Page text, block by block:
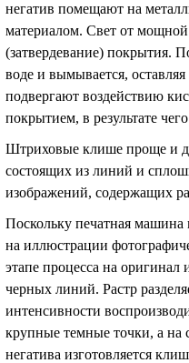
негатив помещают на
материалом. Свет от мощной
(затвердевание) покрытия.
воде и вымывается,
подвергают воздействию
покрытием, в результате
Штриховые клише проще и
состоящих из линий и
изображений, содержащих
Поскольку печатная
на иллюстрации
этапе процесса на оригинал
черных линий. Растр
интенсивности
крупные темные точки, а на
негатива изготовляется